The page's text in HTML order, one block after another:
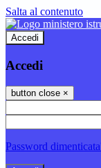
Salta al contenuto
Accedi
Accedi
button close ×
Password